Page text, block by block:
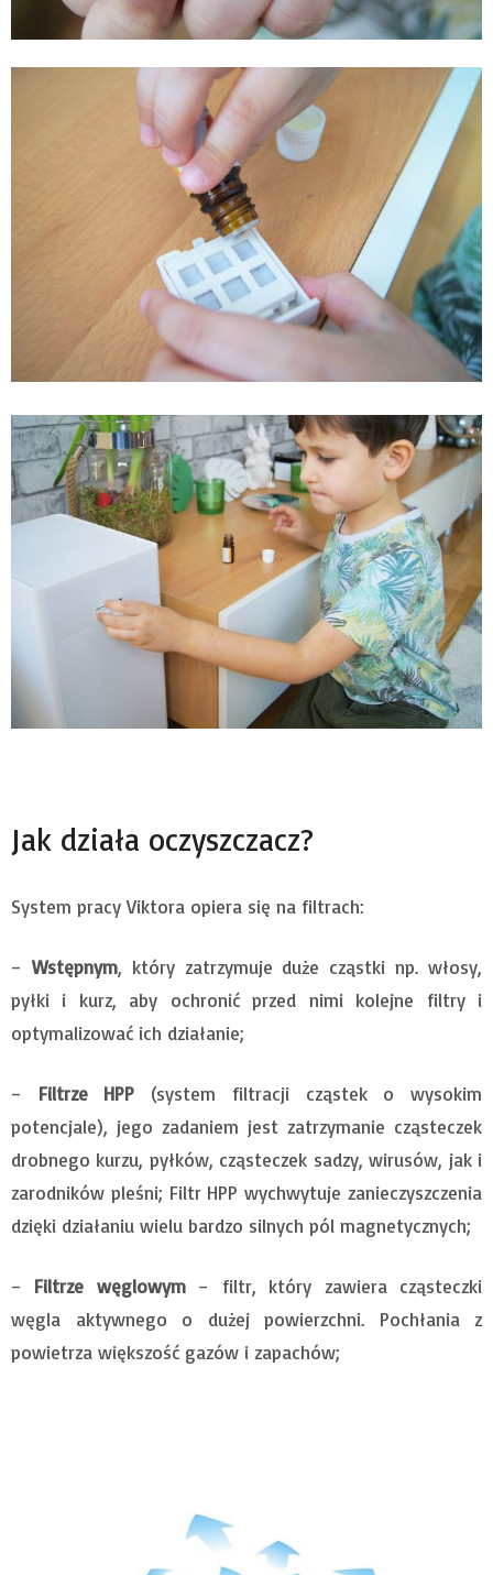
Jak działa oczyszczacz?
System pracy Viktora opiera się na filtrach:
– Wstępnym, który zatrzymuje duże cząstki np. włosy,
pyłki i kurz, aby ochronić przed nimi kolejne filtry i
optymalizować ich działanie;
– Filtrze HPP (system filtracji cząstek o wysokim
potencjale), jego zadaniem jest zatrzymanie cząsteczek
drobnego kurzu, pyłków, cząsteczek sadzy, wirusów, jak i
zarodników pleśni; Filtr HPP wychwytuje zanieczyszczenia
dzięki działaniu wielu bardzo silnych pól magnetycznych;
– Filtrze węglowym– filtr, który zawiera cząsteczki
węgla aktywnego o dużej powierzchni. Pochłania z
powietrza większość gazów i zapachów;